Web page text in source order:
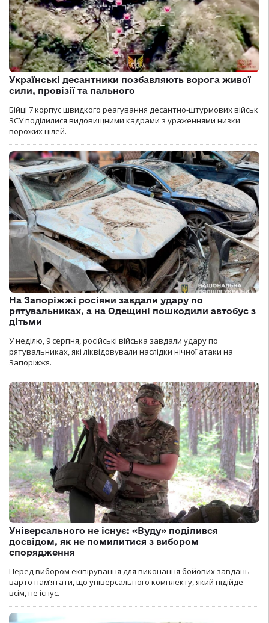
Українські десантники позбавляють ворога живої
сили, провізії та пального
Бійці 7 корпус швидкого реагування десантно-штурмових військ
ЗСУ поділилися видовищними кадрами з ураженнями низки
ворожих цілей.
На Запоріжжі росіяни завдали удару по
рятувальниках, а на Одещині пошкодили автобус з
дітьми
У неділю, 9 серпня, російські війська завдали удару по
рятувальниках, які ліквідовували наслідки нічної атаки на
Запоріжжя.
Універсального не існує: «Вуду» поділився
досвідом, як не помилитися з вибором
спорядження
Перед вибором екіпірування для виконання бойових завдань
варто пам’ятати, що універсального комплекту, який підійде
всім, не існує.